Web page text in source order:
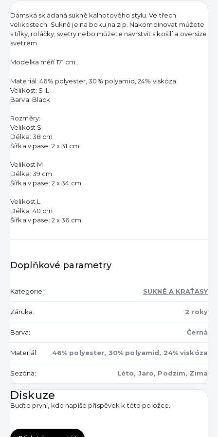
Dámská skládaná sukně kalhotového stylu. Ve třech
velikostech. Sukně je na boku na zip. Nakombinovat můžete
s tílky, roláčky, svetry nebo můžete navrstvit s košilí a oversize
svetrem.
Modelka měří 171 cm.
Materiál: 46% polyester, 30% polyamid, 24% viskóza
Velikost: S-L
Barva: Black
Rozměry:
Velikost S
Délka: 38 cm
Šířka v pase: 2 x 31 cm
Velikost M
Délka: 39 cm
Šířka v pase: 2 x 34 cm
Velikost L
Délka: 40 cm
Šířka v pase: 2 x 36 cm
Doplňkové parametry
Kategorie: SUKNĚ A KRAŤASY
Záruka: 2 roky
Barva: Černá
Materiál: 46% polyester, 30% polyamid, 24% viskóza
Sezóna: Léto, Jaro, Podzim, Zima
Diskuze
Buďte první, kdo napíše příspěvek k této položce.